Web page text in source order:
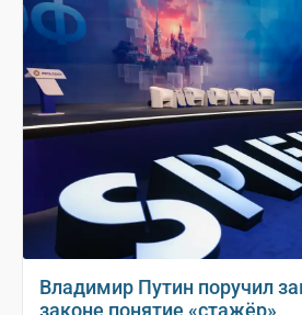
Владимир Путин поручил
законе понятие «стажёр»